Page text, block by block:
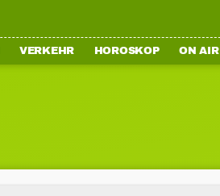
VERKEHR HOROSKOP ON AIR